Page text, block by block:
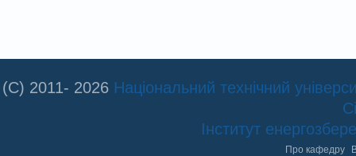
(C) 2011- 2026 Національний технічний
Інститут
Про кафедру